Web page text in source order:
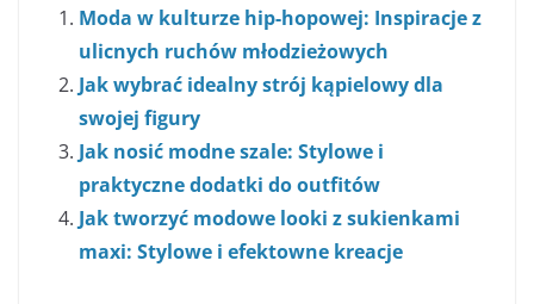
Moda w kulturze hip-hopowej: Inspiracje z
ulicnych ruchów młodzieżowych
Jak wybrać idealny strój kąpielowy dla
swojej figury
Jak nosić modne szale: Stylowe i
praktyczne dodatki do outfitów
Jak tworzyć modowe looki z sukienkami
maxi: Stylowe i efektowne kreacje